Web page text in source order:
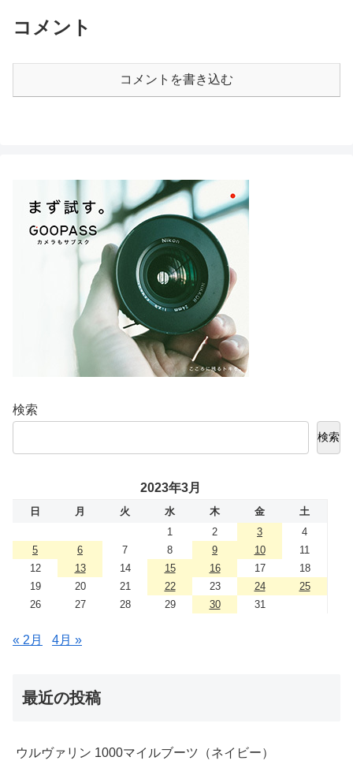
コメント
コメントを書き込む
検索
検索
2023年3月
日 月 火 水 木 金
土
1
2 3
4
5
6 7 8 9 10
11
12
13 14 15 16 17
18
19
20 21 22 23 24
25
26
27 28 29 30 31
« 2月 4月 »
最近の投稿
ウルヴァリン 1000マイルブーツ（ネイビー）